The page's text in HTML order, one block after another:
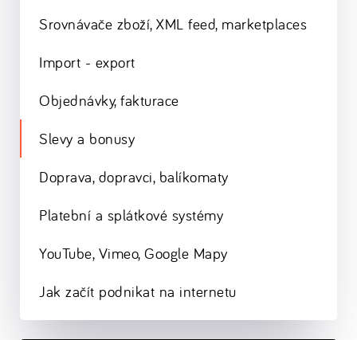
Srovnávače zboží, XML feed, marketplaces
Import - export
Objednávky, fakturace
Slevy a bonusy
Doprava, dopravci, balíkomaty
Platební a splátkové systémy
YouTube, Vimeo, Google Mapy
Jak začít podnikat na internetu